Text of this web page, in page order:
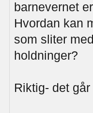
barnevernet
Hvordan kan
som sliter
holdninger?
Riktig- det